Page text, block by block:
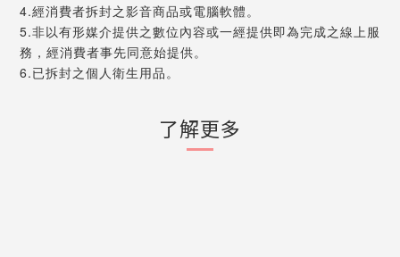
4.經消費者拆封之影音商品或電腦軟體。
5.非以有形媒介提供之數位內容或一經提供即為完成之線上服
務，經消費者事先同意始提供。
6.已拆封之個人衛生用品。
了解更多